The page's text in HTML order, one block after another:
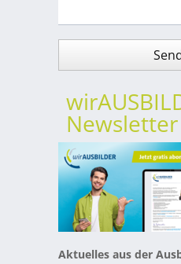
Newsletter
Aktuelles aus der